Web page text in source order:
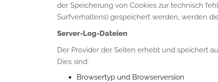
der Speicherung von Cookies zur technisch
Surfverhaltens) gespeichert werden, werden
Server-Log-Dateien
Der Provider der Seiten erhebt und speichert
Dies sind:
Browsertyp und Browserversion